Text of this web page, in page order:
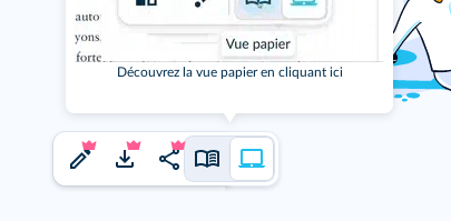
Découvrez la vue papier en cliquant ici